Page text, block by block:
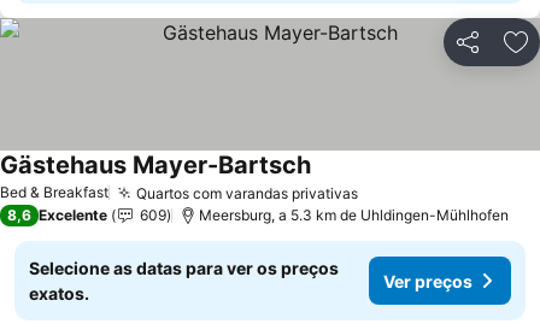
Partilhar
Bed & Breakfast Quartos com varandas privativasVer preços
Gästehaus Mayer-BartschVer preços
8,6 Excelente 609 Meersburg, a 5.3 km de Uhldingen-Mühlhofen
Selecione as datas para ver os preços
exatos.
Ver preços